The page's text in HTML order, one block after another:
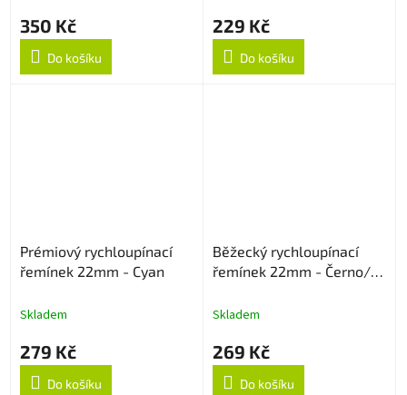
350 Kč
Do košíku
229 Kč
Do košíku
Prémiový rychloupínací
řemínek 22mm - Cyan
Skladem
279 Kč
Do košíku
Běžecký rychloupínací
řemínek 22mm - Černo/
Skladem
269 Kč
Do košíku